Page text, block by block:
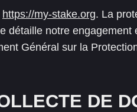
https://my-stake.org. La
détaille notre
Général sur la
DE